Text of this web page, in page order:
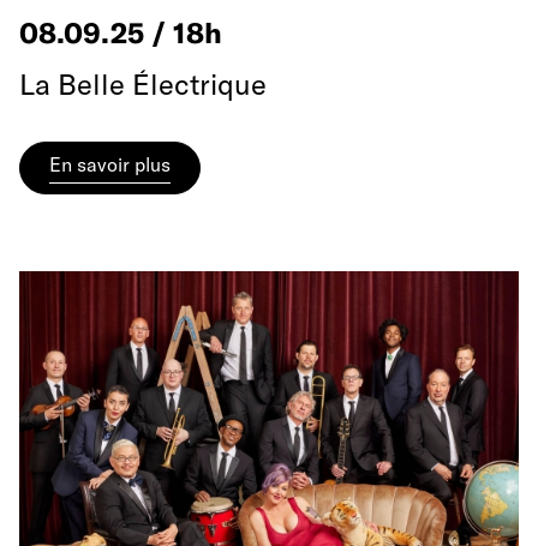
08.09.25 / 18h
La Belle Électrique
En savoir plus